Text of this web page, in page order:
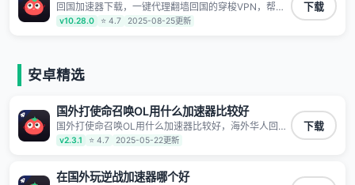
回国加速器下载，一键代理翻墙回国的穿梭VPN，帮助
海外华人留学生及港澳台地区用户破除地区版权限制问
题，一键降低游戏延迟，加速访问中国网站、游戏及应
v10.28.0 ⭐ 4.7 2025-08-25更新
下载
安卓精选
国外打使命召唤OL用什么加速器比较好
国外打使命召唤OL用什么加速器比较好，海外华人回国
加速器,为境外华人解决海外怎么听歌?海外怎么看剧?海
外怎么玩游戏不卡等境外难题,全球回国稳定国内节点,专
v2.3.1 ⭐ 4.7 2025-05-22更新
下载
在国外玩逆战加速器哪个好